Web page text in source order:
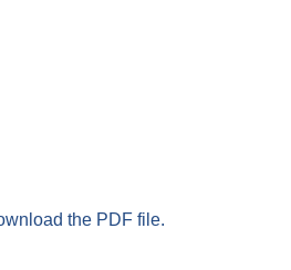
the PDF file.